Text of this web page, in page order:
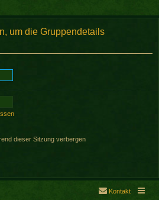
um die Gruppendetails
dieser Sitzung verbergen
Kontakt